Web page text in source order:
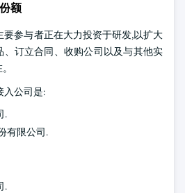
额
要参与者正在大力投资于研发,以扩大
订立合同、收购公司以及与其他实
入公司是:
.
有限公司.
.